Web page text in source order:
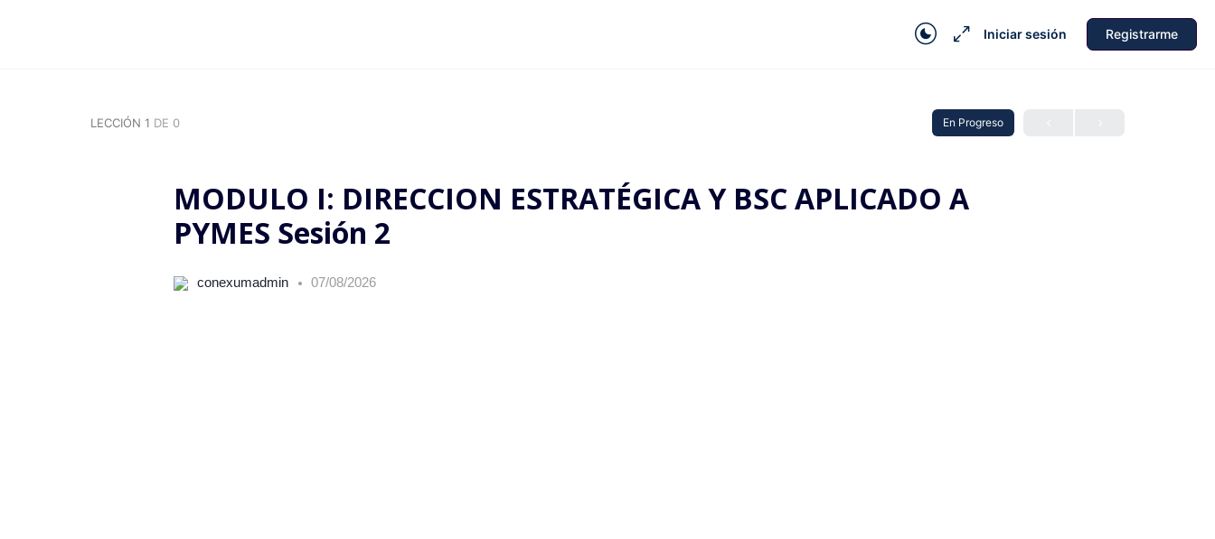
Iniciar sesión Registrarme
LECCIÓN 1 DE 0 En Progreso
MODULO I: DIRECCION ESTRATÉGICA Y BSC APLICADO A
PYMES Sesión 2
conexumadmin 07/08/2026